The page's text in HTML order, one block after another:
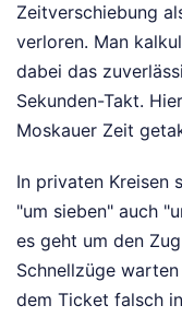
Zeitverschiebung
verloren. Man
dabei das
Sekunden-Takt.
Moskauer Zeit
In privaten Kreisen
"um sieben" auch
es geht um den
Schnellzüge
dem Ticket falsch